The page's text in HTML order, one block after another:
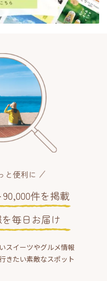
と便利に
件を掲載
毎日お届け
スイーツやグルメ情報
きたい素敵なスポット